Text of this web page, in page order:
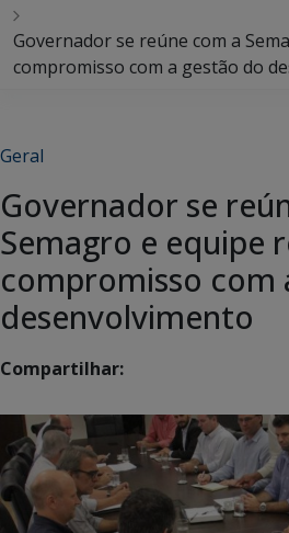
Governador se reúne com a
compromisso com a gestão do
Geral
Governador se
Semagro e equipe
compromisso com
desenvolvimento
Compartilhar: